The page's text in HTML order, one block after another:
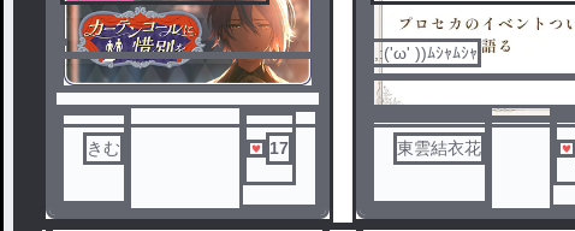
きむ 17
,:('ω' ))ﾑｼｬﾑｼｬ
東雲結衣花